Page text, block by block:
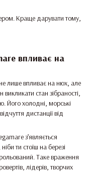
Краще дарувати тому,
впливає на
лише впливає на нюх, але
стан зібраності,
Його холодні, морські
дистанції від
з’являється
ти стоїш на березі
Таке враження
лідерів, творчих